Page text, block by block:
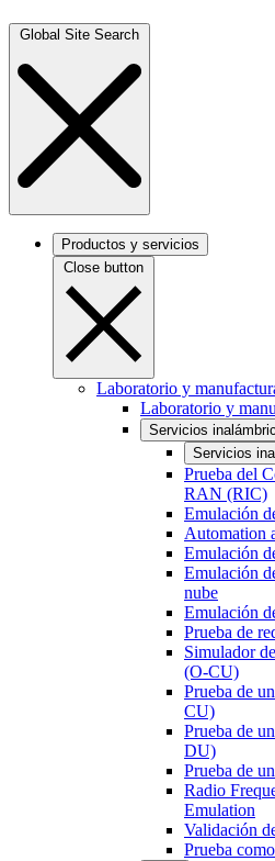
Global Site Search
Productos y servicios
Close button
Laboratorio y
Laboratorio y
Servicios
Servicios
Prueba del
RAN (RIC)
Emulación
Automation
Emulación
Emulación
nube
Emulación
Prueba de
Simulador
(O-CU)
Prueba de
CU)
Prueba de
DU)
Prueba de
Radio
Emulation
Validación
Prueba